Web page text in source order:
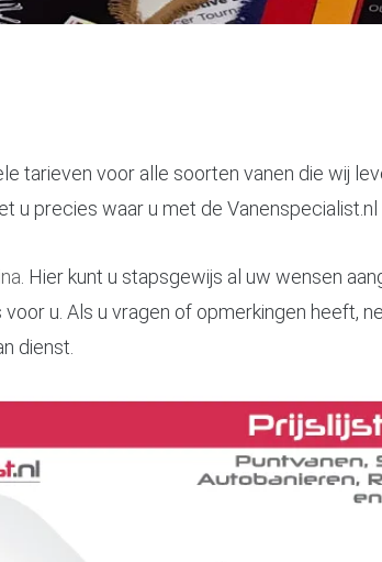
tarieven voor alle soorten vanen die wij
u precies waar u met de Vanenspecialist.nl
. Hier kunt u stapsgewijs al uw wensen
u. Als u vragen of opmerkingen heeft,
dienst.